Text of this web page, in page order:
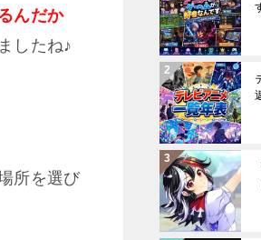
んだか
したね♪
所を選び